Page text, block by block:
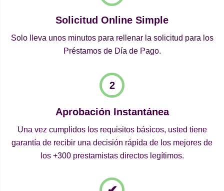
Solicitud Online Simple
Solo lleva unos minutos para rellenar la solicitud para los
Préstamos de Día de Pago.
Aprobación Instantánea
Una vez cumplidos los requisitos básicos, usted tiene
garantía de recibir una decisión rápida de los mejores de
los +300 prestamistas directos legítimos.